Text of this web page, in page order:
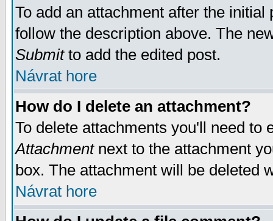
To add an attachment after the
follow the description above. The
Submitto add the edited post.
Návrat hore
How do I delete an attachment?
To delete attachments you'll need
Attachmentnext to the attachment
box. The attachment will be deleted
Návrat hore